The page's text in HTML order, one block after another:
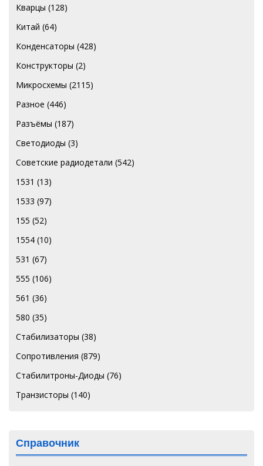
Кварцы (128)
Китай (64)
Конденсаторы (428)
Конструкторы (2)
Микросхемы (2115)
Разное (446)
Разъёмы (187)
Светодиоды (3)
Советские радиодетали (542)
1531 (13)
1533 (97)
155 (52)
1554 (10)
531 (67)
555 (106)
561 (36)
580 (35)
Стабилизаторы (38)
Сопротивления (879)
Стабилитроны-Диоды (76)
Транзисторы (140)
Справочник